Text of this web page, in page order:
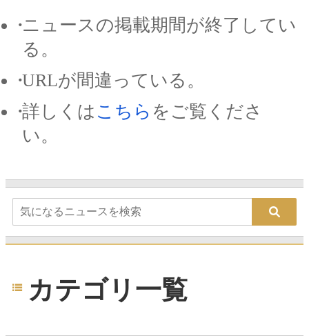
ニュースの掲載期間が終了してい
る。
URLが間違っている。
詳しくは こちら をご覧くださ
い。
カテゴリ一覧